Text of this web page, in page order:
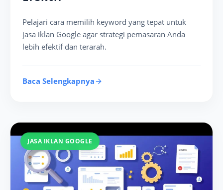
Pelajari cara memilih keyword yang tepat untuk
jasa iklan Google agar strategi pemasaran Anda
lebih efektif dan terarah.
Baca Selengkapnya
JASA IKLAN GOOGLE